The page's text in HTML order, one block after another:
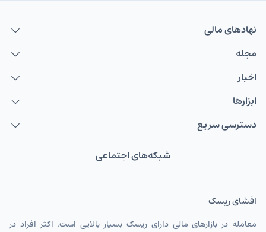
نهاد‌های مالی
مجله
اخبار
ابزارها
دسترسی سریع
شبکه‌های اجتماعی
افشای ریسک
معامله در بازارهای مالی دارای ریسک بسیار بالایی است. اکثر افراد در